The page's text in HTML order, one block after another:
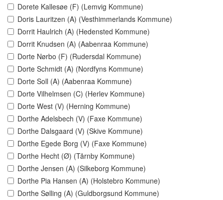
Dorete Kallesøe (F) (Lemvig Kommune)
Doris Lauritzen (A) (Vesthimmerlands Kommune)
Dorrit Haulrich (A) (Hedensted Kommune)
Dorrit Knudsen (A) (Aabenraa Kommune)
Dorte Nørbo (F) (Rudersdal Kommune)
Dorte Schmidt (A) (Nordfyns Kommune)
Dorte Soll (A) (Aabenraa Kommune)
Dorte Vilhelmsen (C) (Herlev Kommune)
Dorte West (V) (Herning Kommune)
Dorthe Adelsbech (V) (Faxe Kommune)
Dorthe Dalsgaard (V) (Skive Kommune)
Dorthe Egede Borg (V) (Faxe Kommune)
Dorthe Hecht (Ø) (Tårnby Kommune)
Dorthe Jensen (A) (Silkeborg Kommune)
Dorthe Pia Hansen (A) (Holstebro Kommune)
Dorthe Sølling (A) (Guldborgsund Kommune)